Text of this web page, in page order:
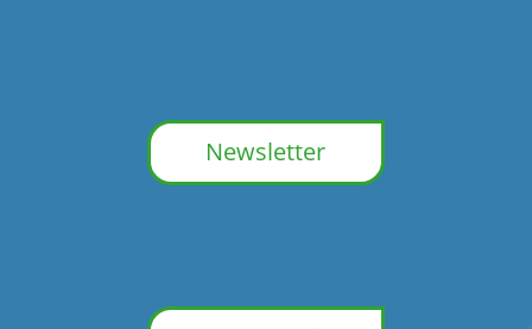
Newsletter